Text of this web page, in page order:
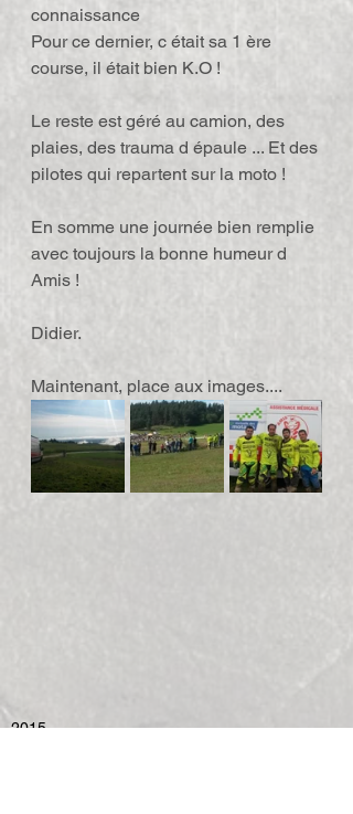
connaissance
Pour ce dernier, c était sa 1 ère
course, il était bien K.O !
Le reste est géré au camion, des
plaies, des trauma d épaule ... Et des
pilotes qui repartent sur la moto !
En somme une journée bien remplie
avec toujours la bonne humeur d
Amis !
Didier.
Maintenant, place aux images....
2015